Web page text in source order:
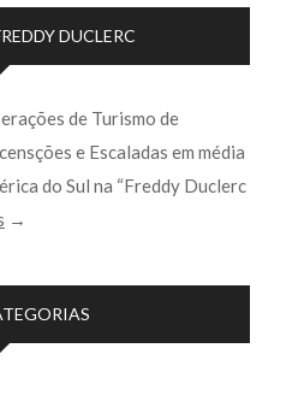
DUCLERC
de Turismo de
e Escaladas em média
do Sul na “Freddy Duclerc
→